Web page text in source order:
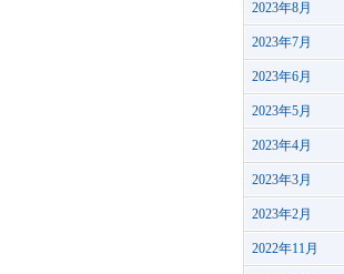
2023年8月
2023年7月
2023年6月
2023年5月
2023年4月
2023年3月
2023年2月
2022年11月